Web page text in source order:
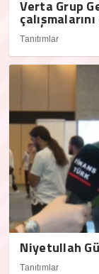
Verta Grup
Tanıtımlar
Niyetullah
Tanıtımlar